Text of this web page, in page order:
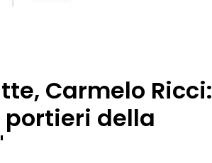
Carmelo Ricci:
portieri della